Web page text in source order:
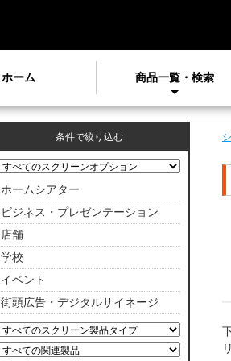
ホーム 商品一覧・検索
条件で絞り込む
ホームシアター
ビジネス・プレゼンテーション
店舗
学校
イベント
街頭広告・デジタルサイネージ